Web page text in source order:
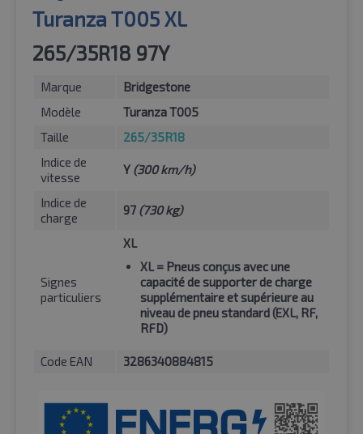
Turanza T005 XL
265/35R18 97Y
Marque
Bridgestone
Modèle
Turanza T005
Taille
265/35R18
Indice de
vitesse
Y (300 km/h)
Indice de
charge
97 (730 kg)
Signes
particuliers
XL
XL= Pneus conçus avec une
capacité de supporter de charge
supplémentaire et supérieure au
niveau de pneu standard (EXL, RF,
RFD)
Code EAN 3286340884815